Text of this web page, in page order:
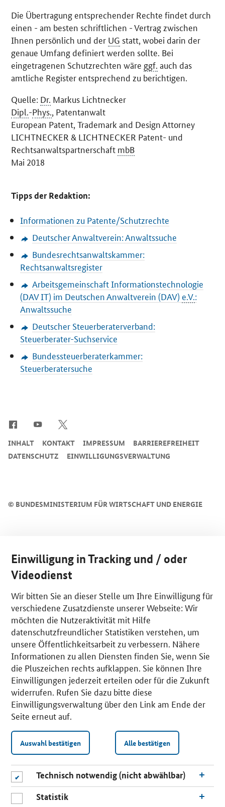
Die Übertragung entsprechender Rechte findet durch
einen - am besten schriftlichen - Vertrag zwischen
Ihnen persönlich und der UG statt, wobei darin der
genaue Umfang definiert werden sollte. Bei
eingetragenen Schutzrechten wäre ggf. auch das
amtliche Register entsprechend zu berichtigen.
Quelle: Dr. Markus Lichtnecker
Dipl.-Phys., Patentanwalt
European Patent,Trademark and Design Attorney
LICHTNECKER & LICHTNECKER Patent- und
Rechtsanwaltspartnerschaft mbB
Mai 2018
Tipps der Redaktion:
Informationen zu Patente/Schutzrechte
Deutscher Anwaltverein: Anwaltssuche
Bundesrechtsanwaltskammer:
Rechtsanwaltsregister
Arbeitsgemeinschaft Informationstechnologie
(DAV IT) im Deutschen Anwaltverein (DAV) e.V.:
Anwaltssuche
Deutscher Steuerberaterverband:
Steuerberater-Suchservice
Bundessteuerberaterkammer:
Steuerberatersuche
© BUNDESMINISTERIUM FÜR WIRTSCHAFT UND ENERGIE
INHALT KONTAKT IMPRESSUM
BARRIEREFREIHEIT
DATENSCHUTZ
EINWILLIGUNGSVERWALTUNG
Einwilligung in Tracking und / oder
Videodienst
Wir bitten Sie an dieser Stelle um Ihre Einwilligung für
verschiedene Zusatzdienste unserer Webseite: Wir
möchten die Nutzeraktivität mit Hilfe
datenschutzfreundlicher Statistiken verstehen, um
unsere Öffentlichkeitsarbeit zu verbessern. Nähere
Informationen zu allen Diensten finden Sie, wenn Sie
die Pluszeichen rechts aufklappen. Sie können Ihre
Einwilligungen jederzeit erteilen oder für die Zukunft
widerrufen. Rufen Sie dazu bitte diese
Einwilligungsverwaltung über den Link am Ende der
Seite erneut auf.
Auswahl bestätigen Alle bestätigen
Technisch notwendig (nicht abwählbar)
Statistik